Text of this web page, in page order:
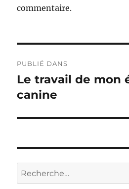
commentaire.
de
l’article
PUBLIÉ DANS
Le travail de mon
canine
Recherche
pour :